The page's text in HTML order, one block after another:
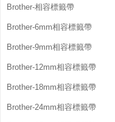
Brother-相容標籤帶
Brother-6mm相容標籤帶
Brother-9mm相容標籤帶
Brother-12mm相容標籤帶
Brother-18mm相容標籤帶
Brother-24mm相容標籤帶